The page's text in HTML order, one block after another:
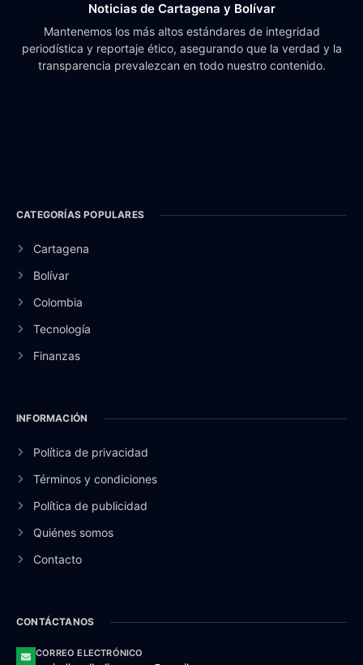
Noticias de Cartagena y Bolívar
Mantenemos los más altos estándares de integridad
periodística y reportaje ético, asegurando que la verdad y la
transparencia prevalezcan en todo nuestro contenido.
CATEGORÍAS POPULARES
Cartagena
Bolívar
Colombia
Tecnología
Finanzas
INFORMACIÓN
Política de privacidad
Términos y condiciones
Política de publicidad
Quiénes somos
Contacto
CONTÁCTANOS
CORREO ELECTRÓNICO